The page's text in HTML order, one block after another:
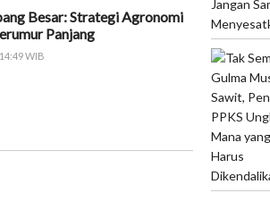
Besar: Strategi Agronomi
Panjang
WIB